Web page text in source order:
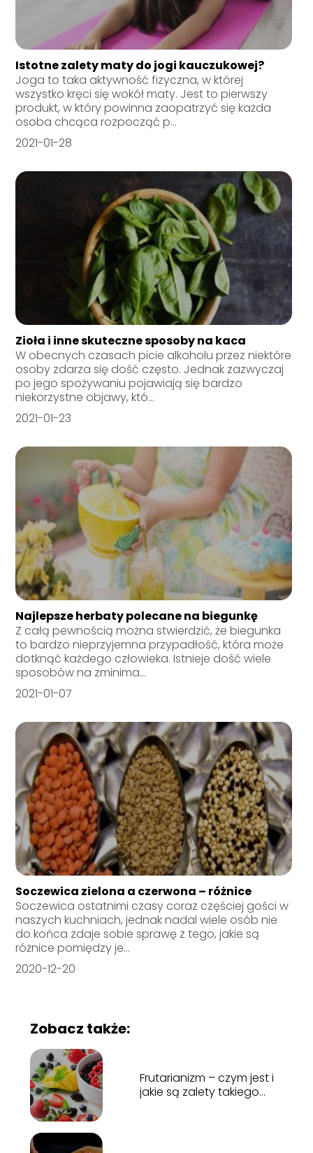
Istotne zalety maty do jogi kauczukowej?
Joga to taka aktywność fizyczna, w której
wszystko kręci się wokół maty. Jest to pierwszy
produkt, w który powinna zaopatrzyć się każda
osoba chcąca rozpocząć p...
2021-01-28
Zioła i inne skuteczne sposoby na kaca
W obecnych czasach picie alkoholu przez niektóre
osoby zdarza się dość często. Jednak zazwyczaj
po jego spożywaniu pojawiają się bardzo
niekorzystne objawy, któ...
2021-01-23
Najlepsze herbaty polecane na biegunkę
Z całą pewnością można stwierdzić, że biegunka
to bardzo nieprzyjemna przypadłość, która może
dotknąć każdego człowieka. Istnieje dość wiele
sposobów na zminima...
2021-01-07
Soczewica zielona a czerwona – różnice
Soczewica ostatnimi czasy coraz częściej gości w
naszych kuchniach, jednak nadal wiele osób nie
do końca zdaje sobie sprawę z tego, jakie są
różnice pomiędzy je...
2020-12-20
Zobacz także:
Frutarianizm – czym jest i
jakie są zalety takiego